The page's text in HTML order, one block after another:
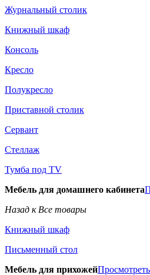
Журнальный столик
Книжный шкаф
Консоль
Кресло
Полукресло
Приставной столик
Сервант
Стеллаж
Тумба под TV
Мебель для домашнего кабинета
Назад к Все товары
Книжный шкаф
Письменный стол
Мебель для прихожейПросмотреть